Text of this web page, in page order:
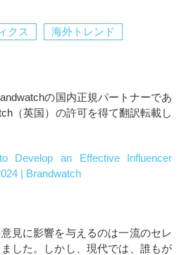
クス
海外トレンド
の国内正規パートナーであ
（英国）の許可を得て翻訳転載し
Develop an Effective Influencer
| Brandwatch
見に影響を与えるのは一流のセレ
した。しかし、現代では、誰もが